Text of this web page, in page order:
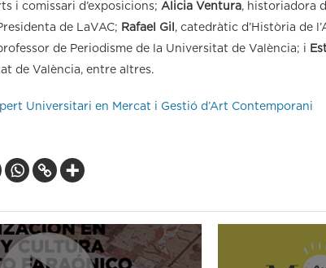
i comissari d’exposicions; Alicia Ventura, historiadora
de LaVAC; Rafael Gil , catedràtic d’Història de
de Periodisme de la Universitat de València; i
de València, entre altres.
Universitari en Mercat i Gestió d’Art Contemporani